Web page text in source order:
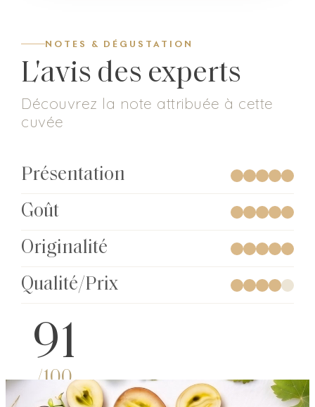
NOTES & DÉGUSTATION
L'avis des experts
Découvrez la note attribuée à cette
cuvée
Présentation
Goût
Originalité
Qualité/Prix
91
/100